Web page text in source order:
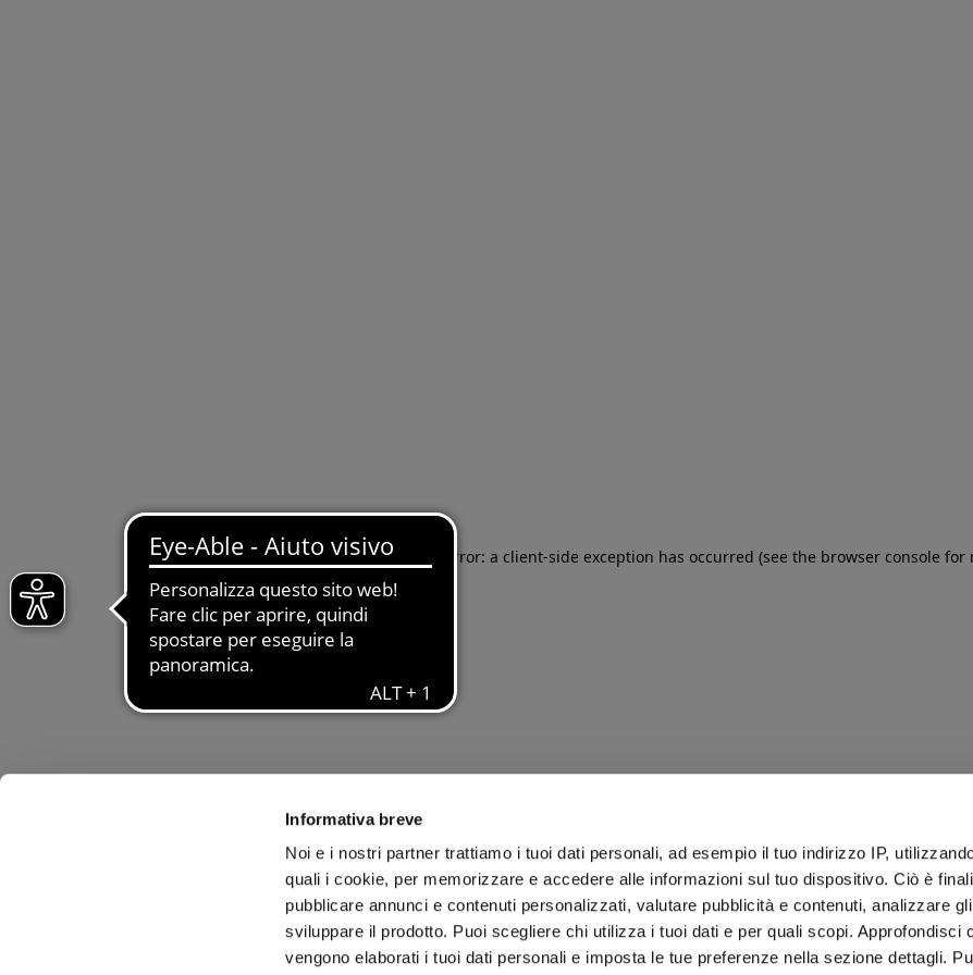
Informativa breve
Noi e i nostri partner trattiamo i tuoi dati personali, ad esempio il tuo indirizzo IP,
quali i cookie, per memorizzare e accedere alle informazioni sul tuo dispositivo. Ciò è
pubblicare annunci e contenuti personalizzati, valutare pubblicità e contenuti, analizzare
sviluppare il prodotto. Puoi scegliere chi utilizza i tuoi dati e per quali scopi. Approfondisci
vengono elaborati i tuoi dati personali e imposta le tue preferenze nella sezione dettagli.
Application error: a client-side exception has occurred (see the browser console